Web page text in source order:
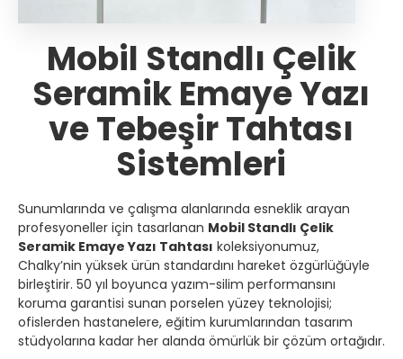
Mobil Standlı Çelik
Seramik Emaye Yazı
ve Tebeşir Tahtası
Sistemleri
Sunumlarında ve çalışma alanlarında esneklik arayan
profesyoneller için tasarlanan Mobil Standlı Çelik
Seramik Emaye Yazı Tahtası koleksiyonumuz,
Chalky’nin yüksek ürün standardını hareket özgürlüğüyle
birleştirir. 50 yıl boyunca yazım-silim performansını
koruma garantisi sunan porselen yüzey teknolojisi;
ofislerden hastanelere, eğitim kurumlarından tasarım
stüdyolarına kadar her alanda ömürlük bir çözüm ortağıdır.